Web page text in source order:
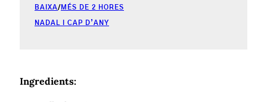
BAIXA/ MÉS DE 2 HORES
NADAL I CAP D’ANY
Ingredients: